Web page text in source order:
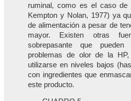
ruminal, como es el caso de
Kempton y Nolan, 1977) ya
de alimentación a pesar de
mayor. Existen otras
sobrepasante que
problemas de olor de la
utilizarse en niveles bajos
con ingredientes que
este producto.